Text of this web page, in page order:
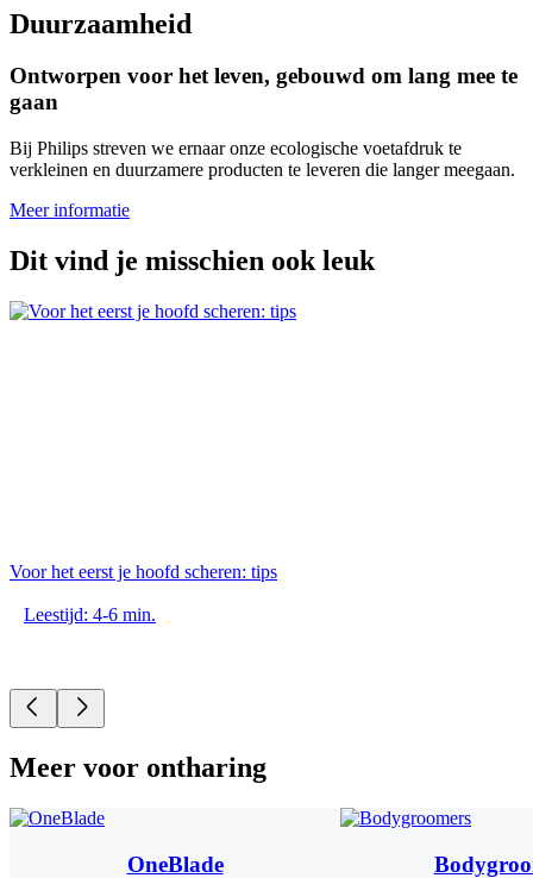
Duurzaamheid
Ontworpen voor het leven, gebouwd om lang mee te
gaan
Bij Philips streven we ernaar onze ecologische voetafdruk te
verkleinen en duurzamere producten te leveren die langer meegaan.
Meer informatie
Dit vind je misschien ook leuk
Voor het eerst je hoofd scheren: tips
Leestijd: 4-6 min.
Meer voor ontharing
OneBlade